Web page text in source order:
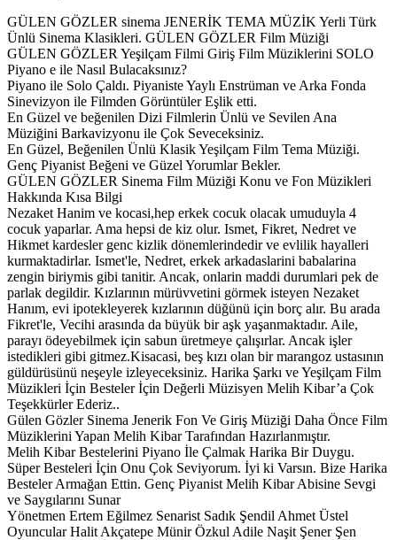
GÜLEN GÖZLER sinema JENERİK TEMA MÜZİK Yerli Türk
Ünlü Sinema Klasikleri. GÜLEN GÖZLER Film Müziği
GÜLEN GÖZLER Yeşilçam Filmi Giriş Film Müziklerini SOLO
Piyano e ile Nasıl Bulacaksınız?
Piyano ile Solo Çaldı. Piyaniste Yaylı Enstrüman ve Arka Fonda
Sinevizyon ile Filmden Görüntüler Eşlik etti.
En Güzel ve beğenilen Dizi Filmlerin Ünlü ve Sevilen Ana
Müziğini Barkavizyonu ile Çok Seveceksiniz.
En Güzel, Beğenilen Ünlü Klasik Yeşilçam Film Tema Müziği.
Genç Piyanist Beğeni ve Güzel Yorumlar Bekler.
GÜLEN GÖZLER Sinema Film Müziği Konu ve Fon Müzikleri
Hakkında Kısa Bilgi
Nezaket Hanim ve kocasi,hep erkek cocuk olacak umuduyla 4
cocuk yaparlar. Ama hepsi de kiz olur. Ismet, Fikret, Nedret ve
Hikmet kardesler genc kizlik dönemlerindedir ve evlilik hayalleri
kurmaktadirlar. Ismet'le, Nedret, erkek arkadaslarini babalarina
zengin biriymis gibi tanitir. Ancak, onlarin maddi durumlari pek de
parlak degildir. Kızlarının mürüvvetini görmek isteyen Nezaket
Hanım, evi ipotekleyerek kızlarının düğünü için borç alır. Bu arada
Fikret'le, Vecihi arasında da büyük bir aşk yaşanmaktadır. Aile,
parayı ödeyebilmek için sabun üretmeye çalışırlar. Ancak işler
istedikleri gibi gitmez.Kisacasi, beş kızı olan bir marangoz ustasının
güldürüsünü neşeyle izleyeceksiniz. Harika Şarkı ve Yeşilçam Film
Müzikleri İçin Besteler İçin Değerli Müzisyen Melih Kibar’a Çok
Teşekkürler Ederiz..
Gülen Gözler Sinema Jenerik Fon Ve Giriş Müziği Daha Önce Film
Müziklerini Yapan Melih Kibar Tarafından Hazırlanmıştır.
Melih Kibar Bestelerini Piyano İle Çalmak Harika Bir Duygu.
Süper Besteleri İçin Onu Çok Seviyorum. İyi ki Varsın. Bize Harika
Besteler Armağan Ettin. Genç Piyanist Melih Kibar Abisine Sevgi
ve Saygılarını Sunar
Yönetmen Ertem Eğilmez Senarist Sadık Şendil Ahmet Üstel
Oyuncular Halit Akçatepe Münir Özkul Adile Naşit Şener Şen